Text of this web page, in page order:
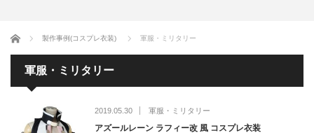
ホーム 製作事例(コスプレ衣装) 軍服・ミリタリー
軍服・ミリタリー
2019.05.30 軍服・ミリタリー
アズールレーン ラフィー改 風 コスプレ衣装